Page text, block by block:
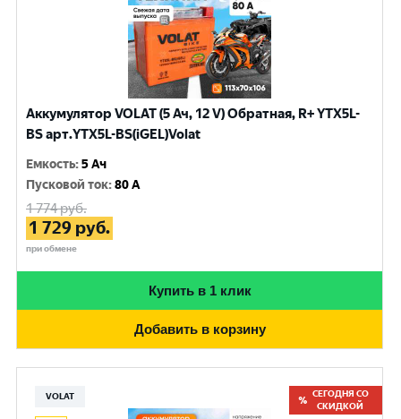
Аккумулятор VOLAT (5 Ач, 12 V) Обратная, R+ YTX5L-
BS арт.YTX5L-BS(iGEL)Volat
Емкость:5 Ач
Пусковой ток:80 A
1 774руб.
1 729 руб.
при обмене
Купить в 1 клик
Добавить в корзину
VOLAT
СЕГОДНЯ СО
СКИДКОЙ